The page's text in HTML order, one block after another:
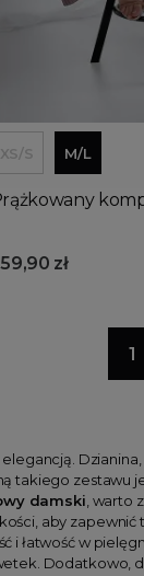
XS/S M/L
zł
1
takiego zestawu
damski, warto
aby zapewnić
i łatwość w
Dodatkowo,